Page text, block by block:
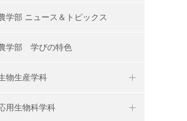
学部 ニュース＆トピックス
学部 学びの特色
物生産学科
用生物科学科